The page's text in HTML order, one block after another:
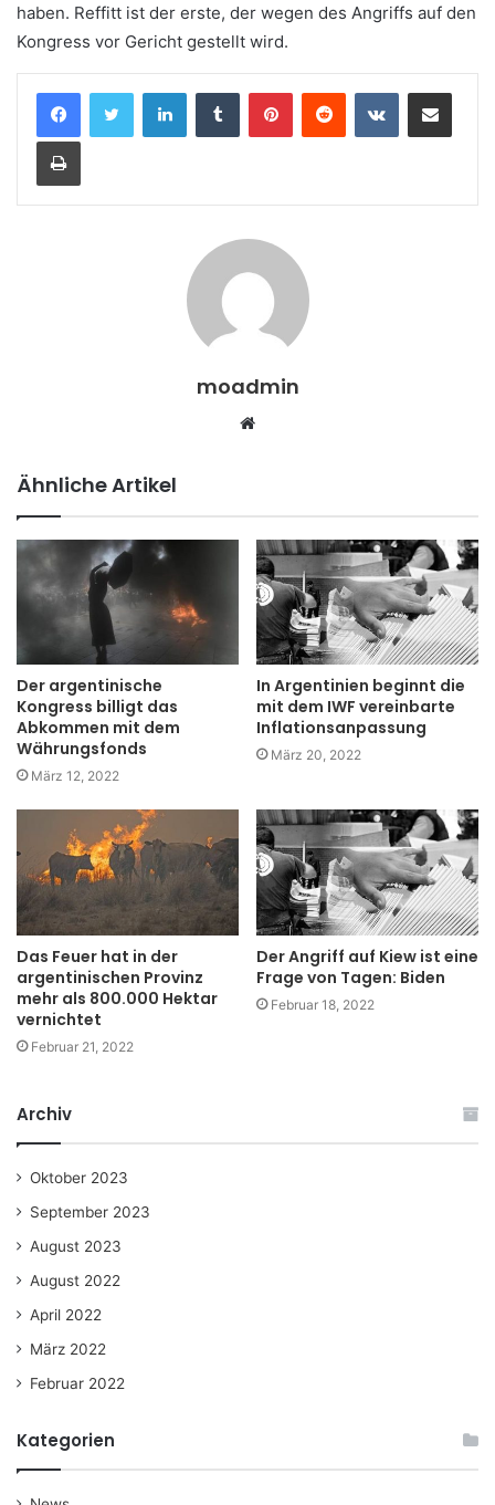
haben. Reffitt ist der erste, der wegen des Angriffs auf den
Kongress vor Gericht gestellt wird.
LinkedInTumblr PinterestReddit VKontakteTeile per E-Mail
Drucken
moadmin
Webseite
Ähnliche Artikel
Der argentinische
Kongress billigt das
Abkommen mit dem
Währungsfonds
März 12, 2022
In Argentinien beginnt die
mit dem IWF vereinbarte
Inflationsanpassung
März 20, 2022
Das Feuer hat in der
argentinischen Provinz
mehr als 800.000 Hektar
vernichtet
Februar 21, 2022
Der Angriff auf Kiew ist eine
Frage von Tagen: Biden
Februar 18, 2022
Archiv
Oktober 2023
September 2023
August 2023
August 2022
April 2022
März 2022
Februar 2022
Kategorien